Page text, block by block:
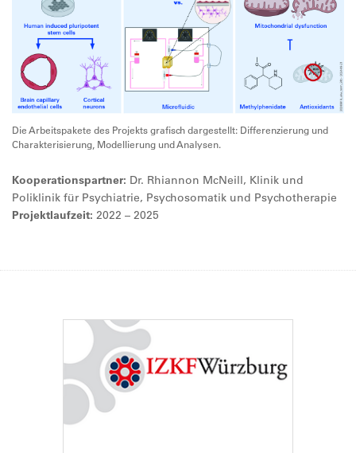
Die Arbeitspakete des Projekts grafisch dargestellt: Differenzierung und
Charakterisierung, Modellierung und Analysen.
Kooperationspartner: Dr. Rhiannon McNeill, Klinik und
Poliklinik für Psychiatrie, Psychosomatik und Psychotherapie
Projektlaufzeit: 2022 – 2025